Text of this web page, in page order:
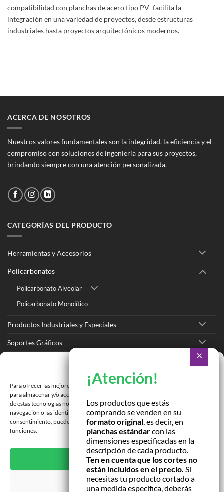
Para ofrecer las mejores experiencias, utilizamos tecnologías como las cookies
para almacenar y/o acceder a la información del dispositivo. El consentimiento
de estas tecnologías nos permitirá procesar datos como el comportamiento de
navegación o las identificaciones únicas en este sitio. No consentir o retirar el
consentimiento, puede afectar negativamente a ciertas características y
funciones.
ACEPTAR
DENEGAR
compatibilidad con planchas de acero tipo PV- facilita la
integración en una variedad de proyectos, desde estructuras
industriales hasta proyectos arquitectónicos modernos.
ACERCA DE NOSOTROS
Nuestros valores fundamentales son la integridad, la eficiencia y el
compromiso con soluciones de ingeniería para sus proyectos,
brindando siempre con una atención personalizada.
CATEGORÍAS DEL PRODUCTO
Herramientas y Accesorios
Policarbonatos
Policarbonato Alveolar
Policarbonato Monolítico
Productos Industriales y Especiales
Soportes Gráficos
Ir a Tienda Online
Ir a Cotizar Servicios
Román Spech 3213, Quinta Normal, Región Metropolitana
Janequeo 1770, Concepción, Región Bío Bío
Los productos que estás
comprando se venden en su
formato original, es decir, en
planchas estándarcon las
dimensiones especificadas en la
descripción de cada producto.
Ten en cuenta que los cortes no
están incluidos en el precio. Si
necesitas tu producto cortado a
una medida específica, deberás